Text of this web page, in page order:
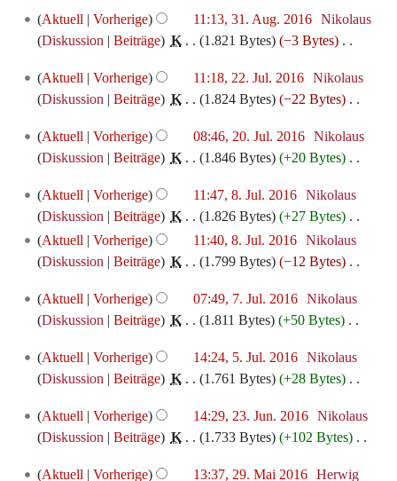
g
s
u
g
a
s
s
u
g
e
n
a
s
s
u
g
a
m
e
n
a
s
s
u
g
z
u
a
m
e
n
a
s
s
u
g
g
s
z
u
a
m
e
n
f
a
s
u
g
t
u
g
s
z
u
a
m
m
e
f
a
s
u
g
b
e
t
u
g
s
z
u
a
m
m
e
f
a
s
u
e
a
b
e
t
u
g
s
z
u
a
m
m
e
f
a
e
B
e
a
b
e
t
u
n
g
z
u
a
m
m
e
f
e
i
e
B
e
a
b
e
i
t
n
g
z
u
a
m
m
31.
August
Aktuell Vorherige 11:13, 31. Aug. 2016‎ Nikolaus
Diskussion
Beiträge K 1.821 Bytes −3 Bytes ‎
e
i
e
B
e
a
b
e
i
t
n
g
z
u
22.
Aktuell Vorherige 11:18, 22. Jul. 2016‎ Nikolaus
Diskussion
Beiträge K 1.824 Bytes −22 Bytes ‎
e
i
e
B
e
a
b
e
i
t
n
g
20.
Aktuell Vorherige 08:46, 20. Jul. 2016‎ Nikolaus
Diskussion
Beiträge K 1.846 Bytes +20 Bytes ‎
e
i
n
e
e
a
b
e
i
t
n
8.
2016
Aktuell Vorherige 11:47, 8. Jul. 2016‎ Nikolaus
Diskussion
Beiträge K 1.826 Bytes +27 Bytes ‎
K
e
n
e
e
a
b
e
i
Aktuell Vorherige 11:40, 8. Jul. 2016‎ Nikolaus
Diskussion
Beiträge K 1.799 Bytes −12 Bytes ‎
e
i
e
B
e
a
b
7.
Aktuell Vorherige 07:49, 7. Jul. 2016‎ Nikolaus
Diskussion
Beiträge K 1.811 Bytes +50 Bytes ‎
e
i
e
B
e
5.
Aktuell Vorherige 14:24, 5. Jul. 2016‎ Nikolaus
Diskussion
Beiträge K 1.761 Bytes +28 Bytes ‎
e
i
23.
Juni
Aktuell Vorherige 14:29, 23. Jun. 2016‎ Nikolaus
Diskussion
Beiträge K 1.733 Bytes +102 Bytes ‎
29.
Aktuell Vorherige 13:37, 29. Mai 2016‎ Herwig